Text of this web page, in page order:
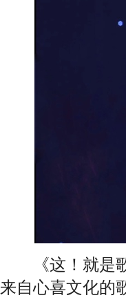
《这！就是歌
来自心喜文化的